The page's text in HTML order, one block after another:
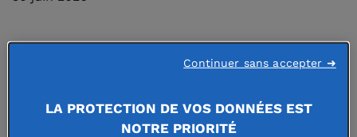
période de turbulences inédite :
LA PROTECTION DE VOS DONNÉES EST
NOTRE PRIORITÉ
Continuer sans accepter ➜